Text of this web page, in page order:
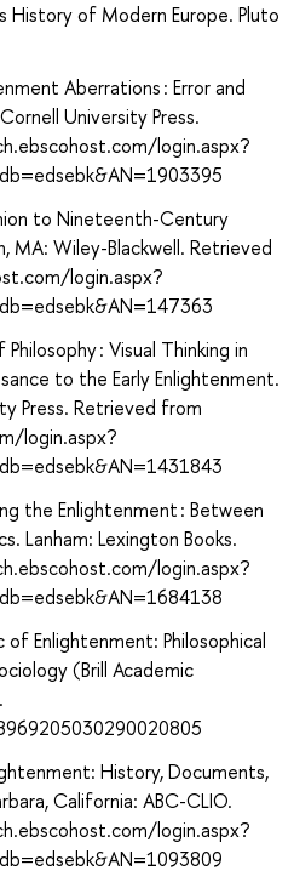
History of Modern Europe. Pluto
Aberrations : Error and
University Press.
login.aspx?
to Nineteenth-Century
MA: Wiley-Blackwell. Retrieved
login.aspx?
: Visual Thinking in
to the Early Enlightenment.
Press. Retrieved from
login.aspx?
the Enlightenment : Between
Lanham: Lexington Books.
login.aspx?
Enlightenment: Philosophical
(Brill Academic
History, Documents,
California: ABC-CLIO.
login.aspx?